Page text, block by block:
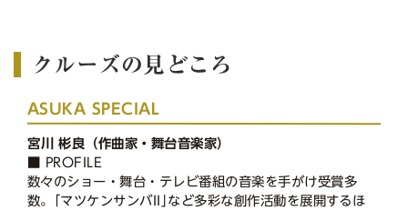
クルーズの見どころ
ASUKA SPECIAL
宮川 彬良（作曲家・舞台音楽家）
■ PROFILE
数々のショー・舞台・テレビ番組の音楽を手がけ受賞多
数。｢マツケンサンバII｣など多彩な創作活動を展開するほ